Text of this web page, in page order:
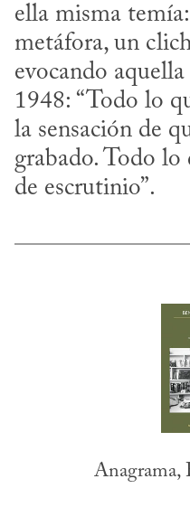
ella misma
metáfora, un
evocando
1948: “Todo lo
la sensación de
grabado. Todo lo
de escrutinio”.
Anagrama,